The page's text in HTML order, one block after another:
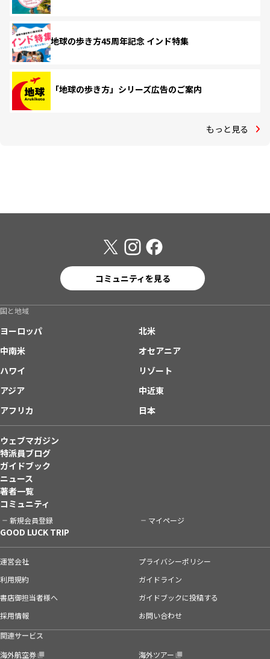
地球の歩き方45周年記念 インド特集
「地球の歩き方」シリーズ広告のご案内
もっと見る
コミュニティを見る
国と地域
ヨーロッパ
北米
中南米
オセアニア
ハワイ
リゾート
アジア
中近東
アフリカ
日本
ウェブマガジン
特派員ブログ
ガイドブック
ニュース
著者一覧
コミュニティ
新規会員登録 マイページ
GOOD LUCK TRIP
運営会社
プライバシーポリシー
利用規約
ガイドライン
書店御担当者様へ
ガイドブックに投稿する
採用情報
お問い合わせ
関連サービス
海外航空券
海外ツアー